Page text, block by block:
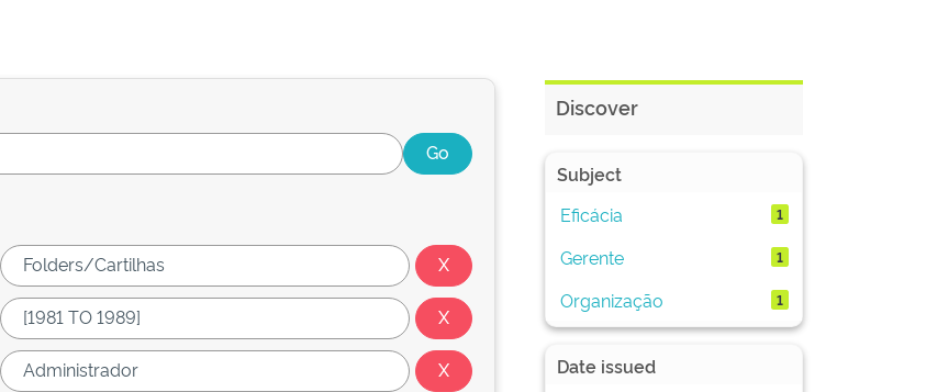
Discover
Subject
Eficácia
1
Gerente 1
Organização 1
Date issued